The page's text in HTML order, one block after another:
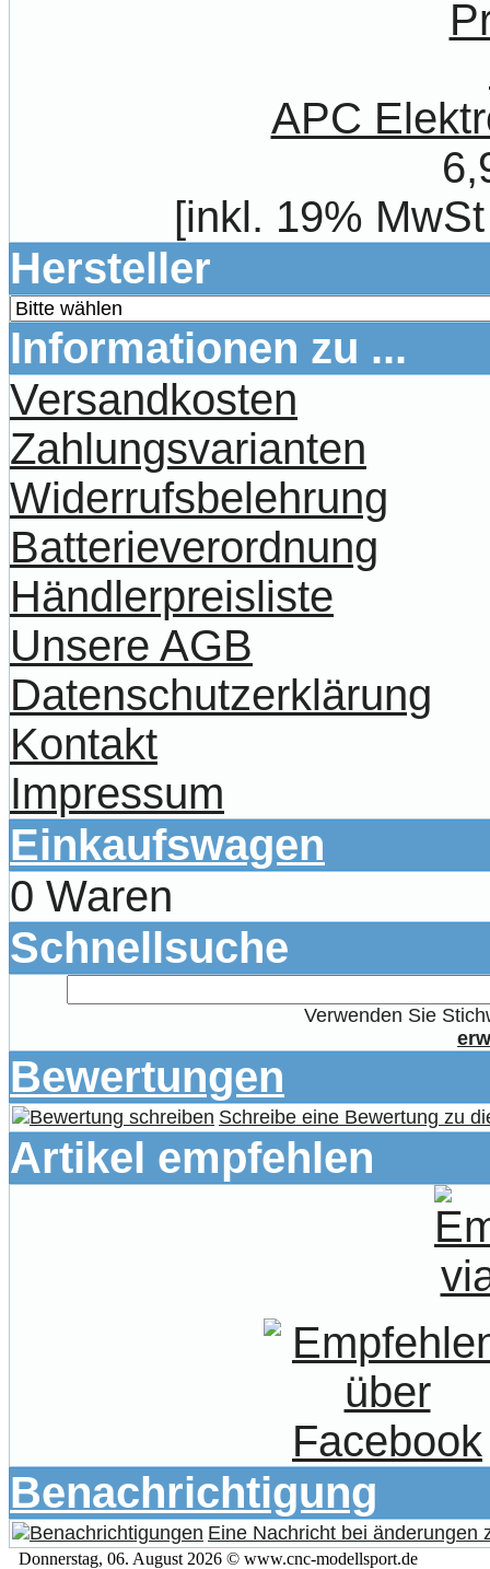
APC
[inkl. 19%
Hersteller
Informationen zu ...
Versandkosten
Zahlungsvarianten
Widerrufsbelehrung
Batterieverordnung
Händlerpreisliste
Unsere AGB
Datenschutzerklärung
Kontakt
Impressum
Einkaufswagen
0 Waren
Schnellsuche
Verwenden Sie
Bewertungen
Schreibe eine Bewertung zu
Artikel empfehlen
Benachrichtigung
Eine Nachricht bei änderungen
Donnerstag, 06. August 2026 © www.cnc-modellsport.de